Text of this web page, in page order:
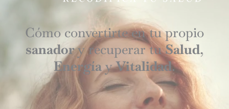
Cómo convertirte en tu propio
sanadory recuperar tuSalud,
EnergíayVitalidad.